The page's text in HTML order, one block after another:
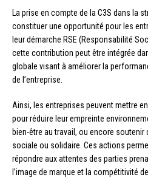
La prise en compte de la C3S dans la
constituer une opportunité pour les
leur démarche RSE (Responsabilité
cette contribution peut être intégrée
globale visant à améliorer la
de l’entreprise.
Ainsi, les entreprises peuvent mettre
pour réduire leur empreinte
bien-être au travail, ou encore
sociale ou solidaire. Ces actions
répondre aux attentes des parties
l’image de marque et la compétitivité de